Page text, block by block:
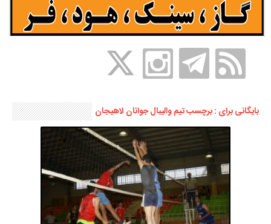
بایگانی برای : برچسب تیم والیبال جوانان لاهیجان